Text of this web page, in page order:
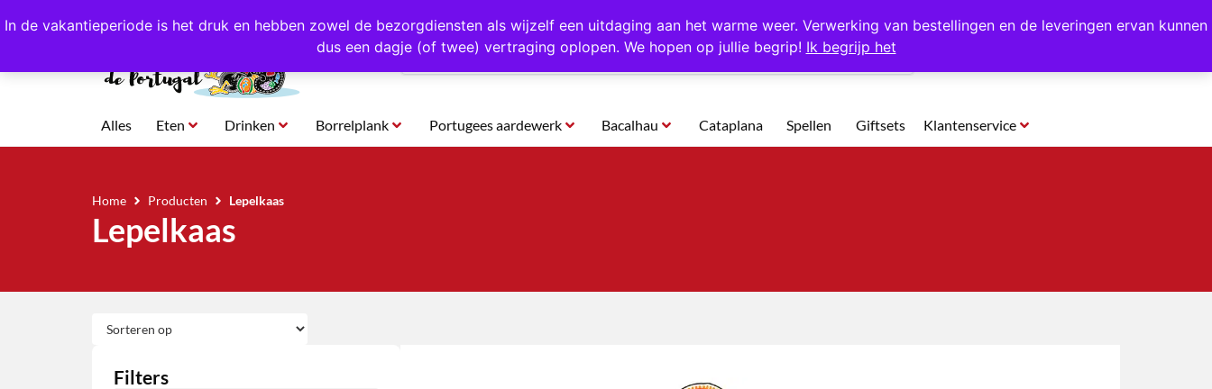
In de vakantieperiode is het druk en hebben zowel de bezorgdiensten als wijzelf een uitdaging aan het warme weer. Verwerking van bestellingen en de leveringen ervan kunnen
dus een dagje (of twee) vertraging oplopen. We hopen op jullie begrip! Ik begrijp het
4,8/5,0 sterren beoordeeld! Eigen import uit Portugal Altijd 1000 verschillende producten op voorraad Gratis op te halen in Hansweert
Alles Eten Drinken Borrelplank Portugees aardewerk Bacalhau Cataplana Spellen Giftsets Klantenservice
Home Producten Lepelkaas
Lepelkaas
Filters